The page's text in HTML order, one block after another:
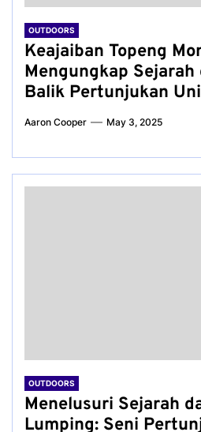
OUTDOORS
Keajaiban Topeng
Mengungkap
Balik Pertunjukan
Aaron Cooper May 3, 2025
OUTDOORS
Menelusuri Sejarah
Lumping: Seni